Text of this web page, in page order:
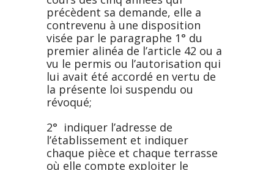
précèdent sa demande, elle a
contrevenu à une disposition
visée par le paragraphe 1° du
premier alinéa de l’article 42 ou a
vu le permis ou l’autorisation qui
lui avait été accordé en vertu de
la présente loi suspendu ou
révoqué;
2° indiquer l’adresse de
l’établissement et indiquer
chaque pièce et chaque terrasse
où elle compte exploiter le